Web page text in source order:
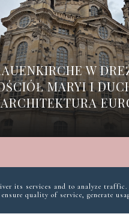
W
MARYI I
ARCHITEKTURA
its services and to analyze
quality of service, generate